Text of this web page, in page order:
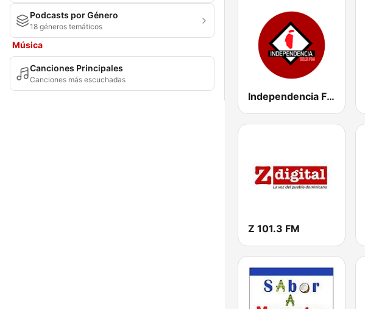
Podcasts por Género
18 géneros temáticos
Música
Canciones Principales
Canciones más escuchadas
Independencia FM
Z 101.3 FM